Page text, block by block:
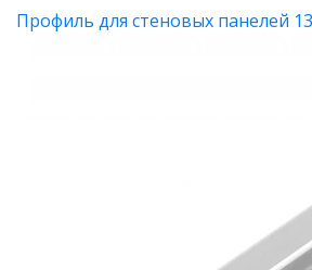
Профиль для стеновых панелей